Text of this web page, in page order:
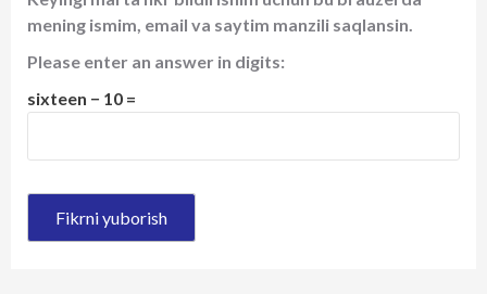
mening ismim, email va saytim manzili saqlansin.
Please enter an answer in digits:
sixteen − 10 =